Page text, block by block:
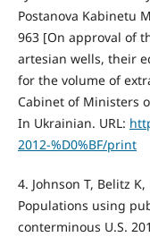
Postanova Kabinetu
963 [On approval of
artesian wells, their
for the volume of
Cabinet of Ministers
In Ukrainian. URL:
2012-%D0%BF/print
4. Johnson T, Belitz
Populations using
conterminous U.S.